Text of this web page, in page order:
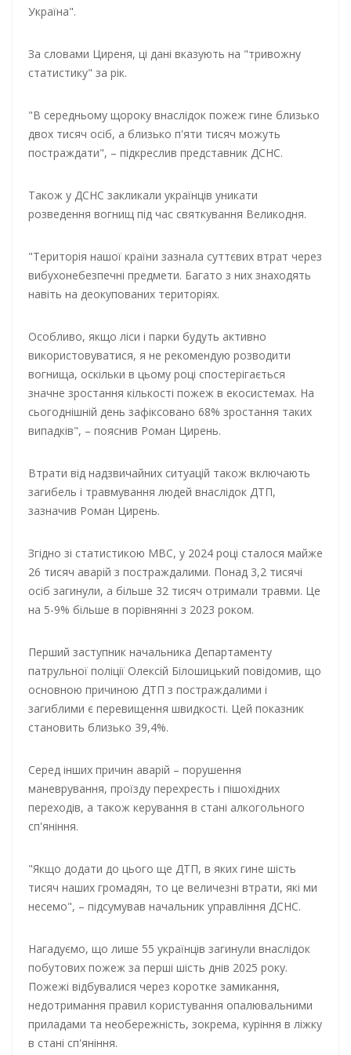
Україна".
За словами Циреня, ці дані вказують на "тривожну
статистику" за рік.
"В середньому щороку внаслідок пожеж гине близько
двох тисяч осіб, а близько п'яти тисяч можуть
постраждати", – підкреслив представник ДСНС.
Також у ДСНС закликали українців уникати
розведення вогнищ під час святкування Великодня.
"Територія нашої країни зазнала суттєвих втрат через
вибухонебезпечні предмети. Багато з них знаходять
навіть на деокупованих територіях.
Особливо, якщо ліси і парки будуть активно
використовуватися, я не рекомендую розводити
вогнища, оскільки в цьому році спостерігається
значне зростання кількості пожеж в екосистемах. На
сьогоднішній день зафіксовано 68% зростання таких
випадків", – пояснив Роман Цирень.
Втрати від надзвичайних ситуацій також включають
загибель і травмування людей внаслідок ДТП,
зазначив Роман Цирень.
Згідно зі статистикою МВС, у 2024 році сталося майже
26 тисяч аварій з постраждалими. Понад 3,2 тисячі
осіб загинули, а більше 32 тисяч отримали травми. Це
на 5-9% більше в порівнянні з 2023 роком.
Перший заступник начальника Департаменту
патрульної поліції Олексій Білошицький повідомив, що
основною причиною ДТП з постраждалими і
загиблими є перевищення швидкості. Цей показник
становить близько 39,4%.
Серед інших причин аварій – порушення
маневрування, проїзду перехресть і пішохідних
переходів, а також керування в стані алкогольного
сп'яніння.
"Якщо додати до цього ще ДТП, в яких гине шість
тисяч наших громадян, то це величезні втрати, які ми
несемо", – підсумував начальник управління ДСНС.
Нагадуємо, що лише 55 українців загинули внаслідок
побутових пожеж за перші шість днів 2025 року.
Пожежі відбувалися через коротке замикання,
недотримання правил користування опалювальними
приладами та необережність, зокрема, куріння в ліжку
в стані сп'яніння.